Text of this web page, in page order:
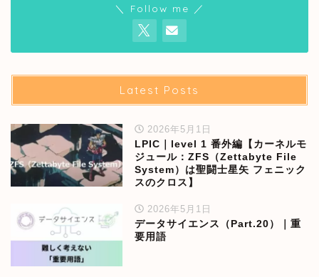
＼ Follow me ／
Latest Posts
2026年5月1日
LPIC｜level 1 番外編【カーネルモ
ジュール：ZFS（Zettabyte File
System）は聖闘士星矢 フェニック
スのクロス】
2026年5月1日
データサイエンス（Part.20）｜重
要用語